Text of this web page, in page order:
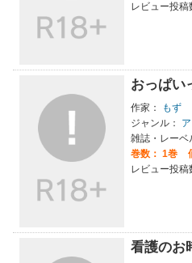
レビュー投稿
おっぱい
作家：
もず
ジャンル：
雑誌・レーベ
巻数： 1巻
レビュー投稿
看護のお